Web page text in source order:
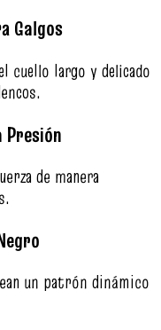
Galgos
cuello largo y delicado
de manera
un patrón dinámico